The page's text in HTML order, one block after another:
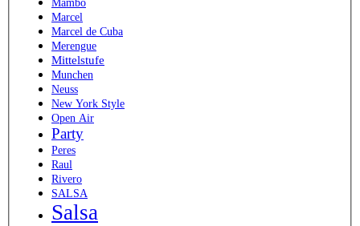
Mambo
Marcel
Marcel de Cuba
Merengue
Mittelstufe
Munchen
Neuss
New York Style
Open Air
Party
Peres
Raul
Rivero
SALSA
Salsa